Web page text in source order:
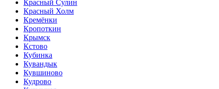
Красный Сулин
Красный Холм
Кремёнки
Кропоткин
Крымск
Кстово
Кубинка
Кувандык
Кувшиново
Кудрово